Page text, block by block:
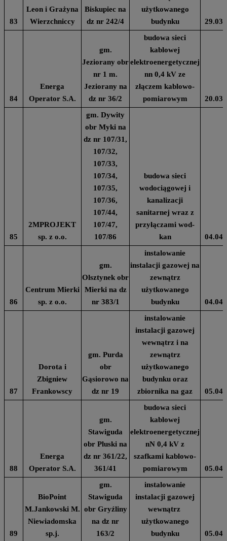
83
Leon i Grażyna
Wierzchniccy
Biskupiec na
dz nr 242/4
użytkowanego
budynku
84
Energa
Operator S.A.
gm.
Jeziorany obr
nr 1 m.
Jeziorany na
dz nr 36/2
budowa sieci
kablowej
elektroenergetycznej
nn 0,4 kV ze
złączem kablowo-
pomiarowym
85
2MPROJEKT
sp. z o.o.
gm. Dywity
obr Myki na
dz nr 107/31,
107/32,
107/33,
107/34,
107/35,
107/36,
107/44,
107/47,
107/86
budowa sieci
wodociągowej i
kanalizacji
sanitarnej wraz z
przyłączami wod-
kan
86
Centrum Mierki
sp. z o.o.
gm.
Olsztynek obr
Mierki na dz
nr 383/1
instalowanie
instalacji gazowej na
zewnątrz
użytkowanego
budynku
87
Dorota i
Zbigniew
Frankowscy
gm. Purda
obr
Gąsiorowo na
dz nr 19
instalowanie
instalacji gazowej
wewnątrz i na
zewnątrz
użytkowanego
budynku oraz
zbiornika na gaz
88
Energa
Operator S.A.
gm.
Stawiguda
obr Pluski na
dz nr 361/22,
361/41
budowa sieci
kablowej
elektroenergetycznej
nN 0,4 kV z
szafkami kablowo-
pomiarowym
89
BioPoint
M.Jankowski M.
Niewiadomska
sp.j.
gm.
Stawiguda
obr Gryźliny
na dz nr
163/2
instalowanie
instalacji gazowej
wewnątrz
użytkowanego
budynku